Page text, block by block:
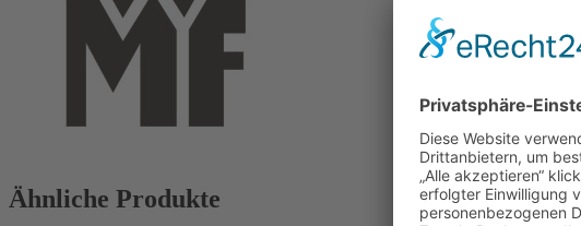
Ähnliche Produkte